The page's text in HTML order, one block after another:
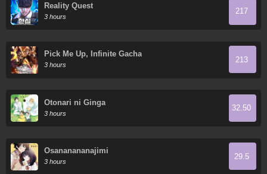
Reality Quest
3 hours
217
Pick Me Up, Infinite Gacha
3 hours
213
Otonari ni Ginga
3 hours
32.50
Osananananajimi
3 hours
29.5